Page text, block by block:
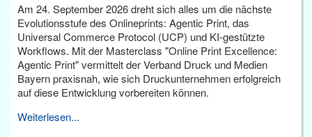
Am 24. September 2026 dreht sich alles um die nächste
Evolutionsstufe des Onlineprints: Agentic Print, das
Universal Commerce Protocol (UCP) und KI-gestützte
Workflows. Mit der Masterclass "Online Print Excellence:
Agentic Print" vermittelt der Verband Druck und Medien
Bayern praxisnah, wie sich Druckunternehmen erfolgreich
auf diese Entwicklung vorbereiten können.
Weiterlesen...